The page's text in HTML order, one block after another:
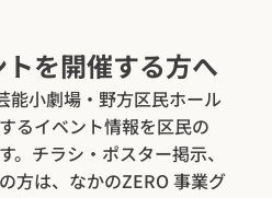
を開催する方へ
能小劇場・野方区民ホール
るイベント情報を区民の
。チラシ・ポスター掲示、
方は、なかのZERO 事業グ